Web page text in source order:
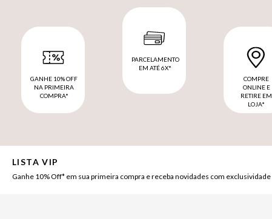
GANHE 10% OFF
NA PRIMEIRA
COMPRA*
PARCELAMENTO
EM ATÉ 6X*
COMPRE
ONLINE E
RETIRE EM
LOJA*
LISTA VIP
Ganhe 10% Off* em sua primeira compra e receba novidades com exclusividade